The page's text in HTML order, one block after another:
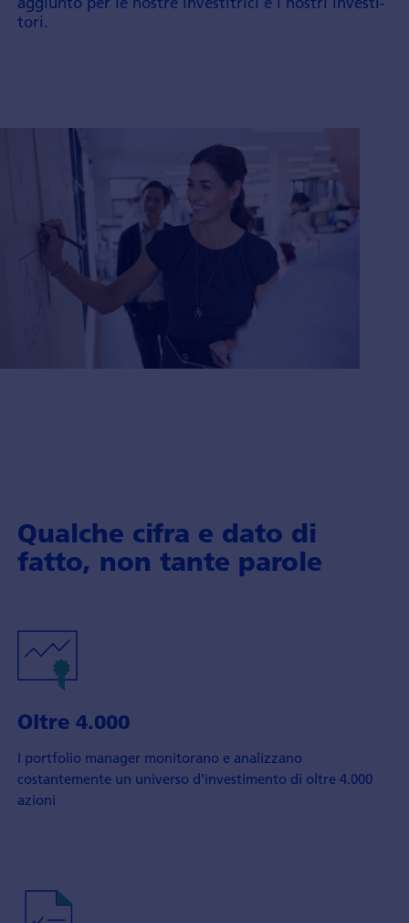
tori.
Qualche cifra e dato di
fatto, non tante parole
Oltre 4.000
I portfolio manager monitorano e analizzano
costantemente un universo d'investimento di oltre 4.000
azioni